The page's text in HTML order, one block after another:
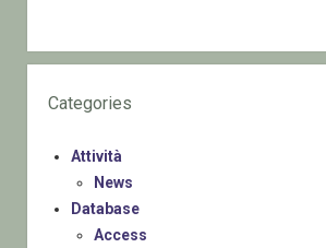
Categories
Attività
News
Database
Access